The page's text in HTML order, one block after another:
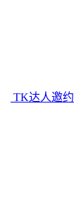
TK达人邀约